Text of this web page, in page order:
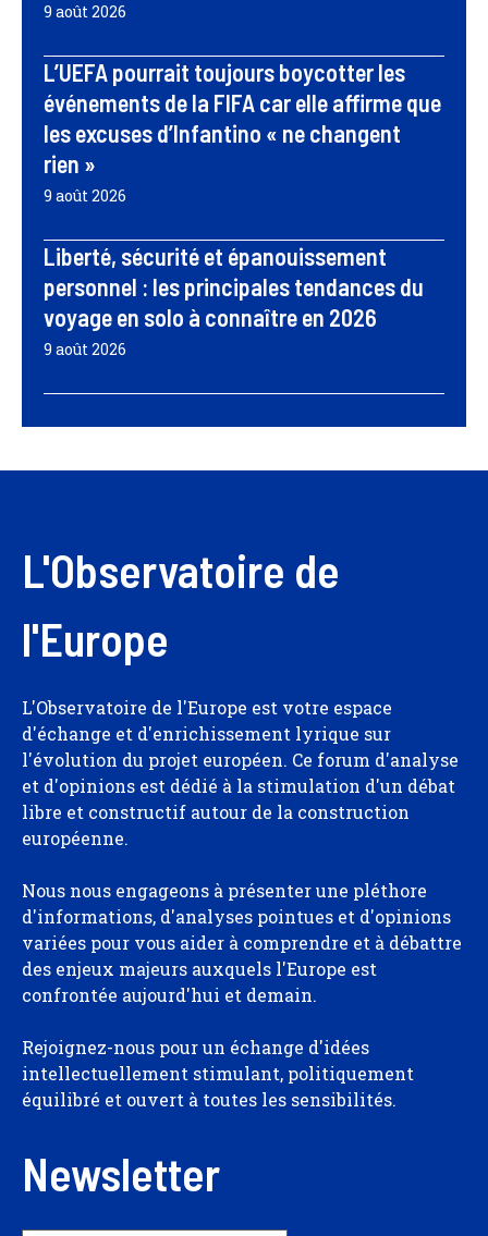
9 août 2026
L’UEFA pourrait toujours boycotter les
événements de la FIFA car elle affirme que
les excuses d’Infantino « ne changent
rien »
9 août 2026
Liberté, sécurité et épanouissement
personnel : les principales tendances du
voyage en solo à connaître en 2026
9 août 2026
L'Observatoire de
l'Europe
L'Observatoire de l'Europe est votre espace
d'échange et d'enrichissement lyrique sur
l'évolution du projet européen. Ce forum d'analyse
et d'opinions est dédié à la stimulation d'un débat
libre et constructif autour de la construction
européenne.
Nous nous engageons à présenter une pléthore
d'informations, d'analyses pointues et d'opinions
variées pour vous aider à comprendre et à débattre
des enjeux majeurs auxquels l'Europe est
confrontée aujourd'hui et demain.
Rejoignez-nous pour un échange d'idées
intellectuellement stimulant, politiquement
équilibré et ouvert à toutes les sensibilités.
Newsletter